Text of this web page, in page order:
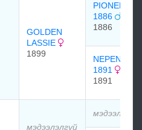
GOLDEN
LASSIE
1899
PIONEER
1886
1886
NEPENTHE
1891
1891
мэдээлэлгүй